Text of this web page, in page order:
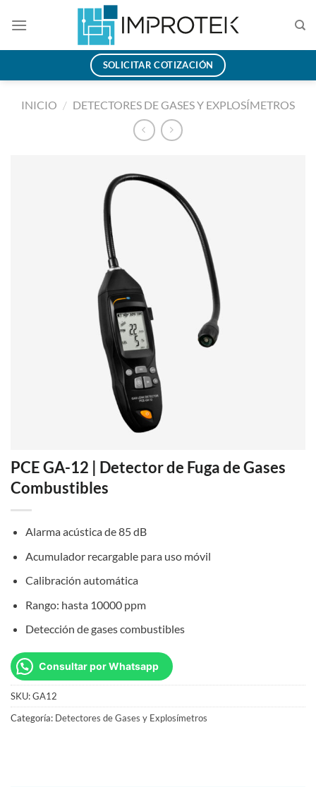
SOLICITAR COTIZACIÓN
INICIO / DETECTORES DE GASES Y EXPLOSÍMETROS
PCE GA-12 | Detector de Fuga de Gases
Combustibles
Alarma acústica de 85 dB
Acumulador recargable para uso móvil
Calibración automática
Rango: hasta 10000 ppm
Detección de gases combustibles
Consultar por Whatsapp
SKU:GA12
Categoría: Detectores de Gases y Explosímetros